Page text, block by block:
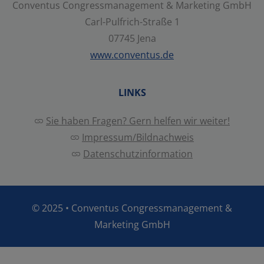
Conventus Congressmanagement & Marketing GmbH
Carl-Pulfrich-Straße 1
07745 Jena
www.conventus.de
LINKS
Sie haben Fragen? Gern helfen wir weiter!
Impressum/Bildnachweis
Datenschutzinformation
© 2025 • Conventus Congressmanagement &
Marketing GmbH
Impressum|Datenschutz